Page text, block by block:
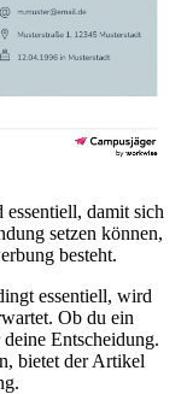
damit sich
setzen können,
besteht.
essentiell, wird
Ob du ein
Entscheidung.
bietet der Artikel